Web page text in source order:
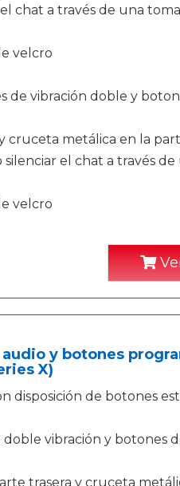
chat a través de una
velcro
vibración doble y
metálica en la
el chat a través
velcro
y botones
X)
disposición de botones
vibración y botones
trasera y cruceta